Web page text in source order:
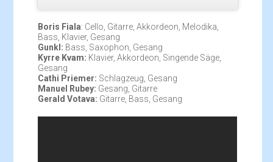
Boris Fiala: Cello, Gitarre, Akkordeon, Melodika,
Bass, Klavier, Gesang
Gunkl: Bass, Saxophon, Gesang
Kyrre Kvam: Klavier, Akkordeon, Singende Säge,
Gesang
Cathi Priemer: Schlagzeug, Gesang
Manuel Rubey: Gesang, Gitarre
Gerald Votava: Gitarre, Bass, Gesang